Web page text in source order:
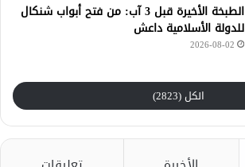
الطبخة الأخيرة قبل 3 آب: من فتح أبواب شنكال
للدولة الأسلامية داعش
2026-08-02
الكل (2823)